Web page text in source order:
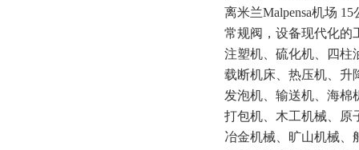
离米兰Malpensa机场
常规阀，设备现代化的
注塑机、硫化机、四柱
载断机床、热压机、
发泡机、输送机、海棉
打包机、木工机械、原
冶金机械、旷山机械、